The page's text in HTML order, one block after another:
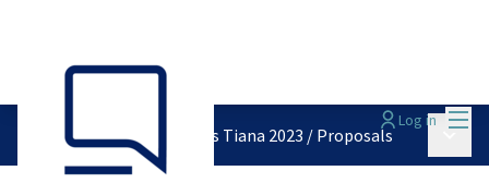
Log in
Pressupostos Participatius Tiana 2023 / Proposals Main